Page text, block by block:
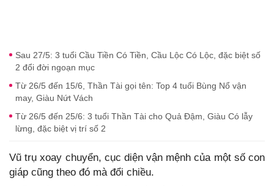
Sau 27/5: 3 tuổi Cầu Tiền Có Tiền, Cầu Lộc Có Lộc, đặc biệt số
2 đổi đời ngoạn mục
Từ 26/5 đến 15/6, Thần Tài gọi tên: Top 4 tuổi Bùng Nổ vận
may, Giàu Nứt Vách
Từ 26/5 đến 25/6: 3 tuổi Thần Tài cho Quả Đậm, Giàu Có lẫy
lừng, đặc biệt vị trí số 2
Vũ trụ xoay chuyển, cục diện vận mệnh của một số con
giáp cũng theo đó mà đổi chiều.